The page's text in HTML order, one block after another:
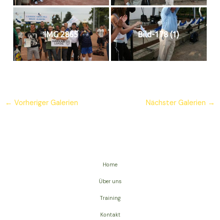
IMG 2865 Bild-178 (1)
← Vorheriger Galerien Nächster Galerien →
Home
Über uns
Training
Kontakt